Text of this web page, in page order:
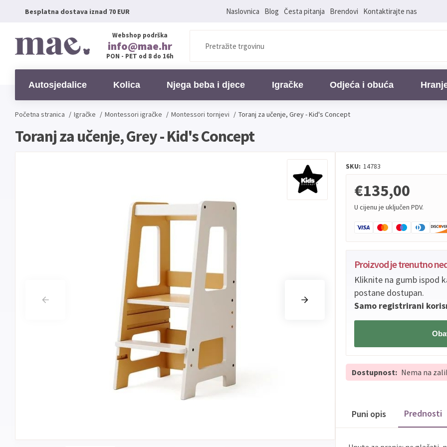
Besplatna dostava iznad 70 EUR Naslovnica Blog Česta pitanja Brendovi Kontaktirajte nas
Webshop podrška
info@mae.hr
PON - PET od 8 do 16h
Autosjedalice Kolica Njega beba i djece Igračke Odjeća i obuća
Početna stranica / Igračke / Montessori igračke / Montessori tornjevi / Toranj za učenje, Grey - Kid's Concept
Toranj za učenje, Grey - Kid's Concept
SKU: 14783
€135,00
U cijenu je uključen PDV.
Proizvod je trenutno
Kliknite na gumb ispod
postane dostupan.
Samo registrirani
Dostupnost: Nema na
Puni opis Prednosti